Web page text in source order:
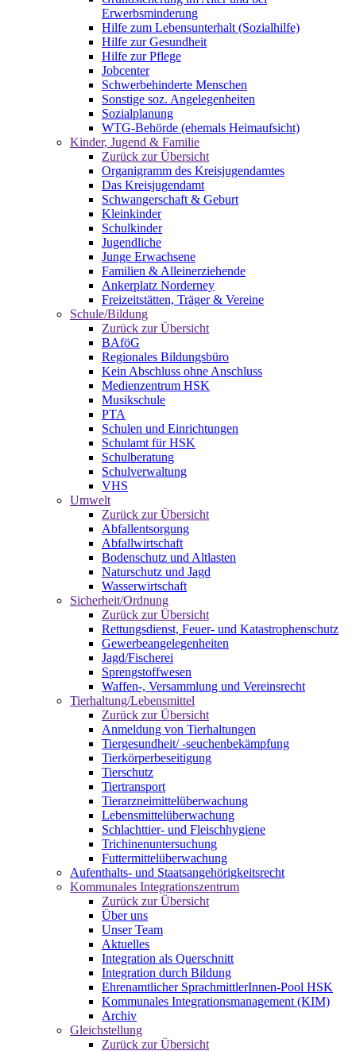
Erwerbsminderung
Hilfe zum Lebensunterhalt (Sozialhilfe)
Hilfe zur Gesundheit
Hilfe zur Pflege
Jobcenter
Schwerbehinderte Menschen
Sonstige soz. Angelegenheiten
Sozialplanung
WTG-Behörde (ehemals Heimaufsicht)
Kinder, Jugend & Familie
Zurück zur Übersicht
Organigramm des Kreisjugendamtes
Das Kreisjugendamt
Schwangerschaft & Geburt
Kleinkinder
Schulkinder
Jugendliche
Junge Erwachsene
Familien & Alleinerziehende
Ankerplatz Norderney
Freizeitstätten, Träger & Vereine
Schule/Bildung
Zurück zur Übersicht
BAföG
Regionales Bildungsbüro
Kein Abschluss ohne Anschluss
Medienzentrum HSK
Musikschule
PTA
Schulen und Einrichtungen
Schulamt für HSK
Schulberatung
Schulverwaltung
VHS
Umwelt
Zurück zur Übersicht
Abfallentsorgung
Abfallwirtschaft
Bodenschutz und Altlasten
Naturschutz und Jagd
Wasserwirtschaft
Sicherheit/Ordnung
Zurück zur Übersicht
Rettungsdienst, Feuer- und Katastrophenschutz
Gewerbeangelegenheiten
Jagd/Fischerei
Sprengstoffwesen
Waffen-, Versammlung und Vereinsrecht
Tierhaltung/Lebensmittel
Zurück zur Übersicht
Anmeldung von Tierhaltungen
Tiergesundheit/ -seuchenbekämpfung
Tierkörperbeseitigung
Tierschutz
Tiertransport
Tierarzneimittelüberwachung
Lebensmittelüberwachung
Schlachttier- und Fleischhygiene
Trichinenuntersuchung
Futtermittelüberwachung
Aufenthalts- und Staatsangehörigkeitsrecht
Kommunales Integrationszentrum
Zurück zur Übersicht
Über uns
Unser Team
Aktuelles
Integration als Querschnitt
Integration durch Bildung
Ehrenamtlicher SprachmittlerInnen-Pool HSK
Kommunales Integrationsmanagement (KIM)
Archiv
Gleichstellung
Zurück zur Übersicht